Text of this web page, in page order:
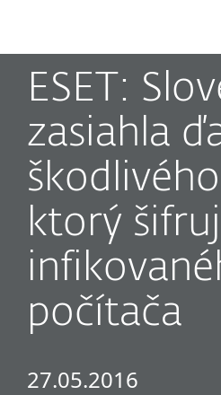
ESET:
zasiahla
ktorý
počítača
27.05.2016